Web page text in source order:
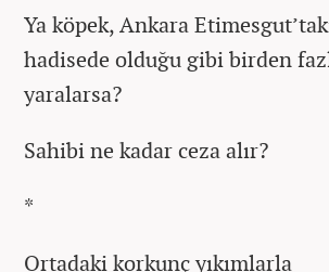
Ya köpek, Ankara
hadisede olduğu gibi birden
yaralarsa?
Sahibi ne kadar ceza alır?
*
Ortadaki korkunç yıkımlarla